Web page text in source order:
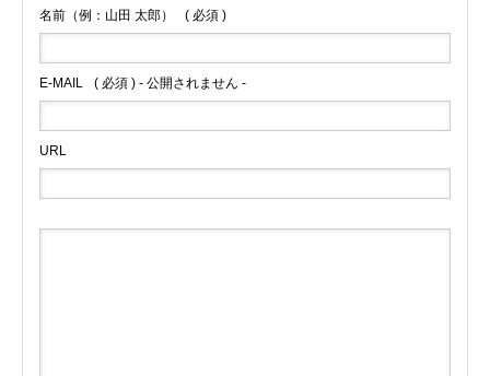
名前（例：山田 太郎） ( 必須 )
E-MAIL ( 必須 ) - 公開されません -
URL